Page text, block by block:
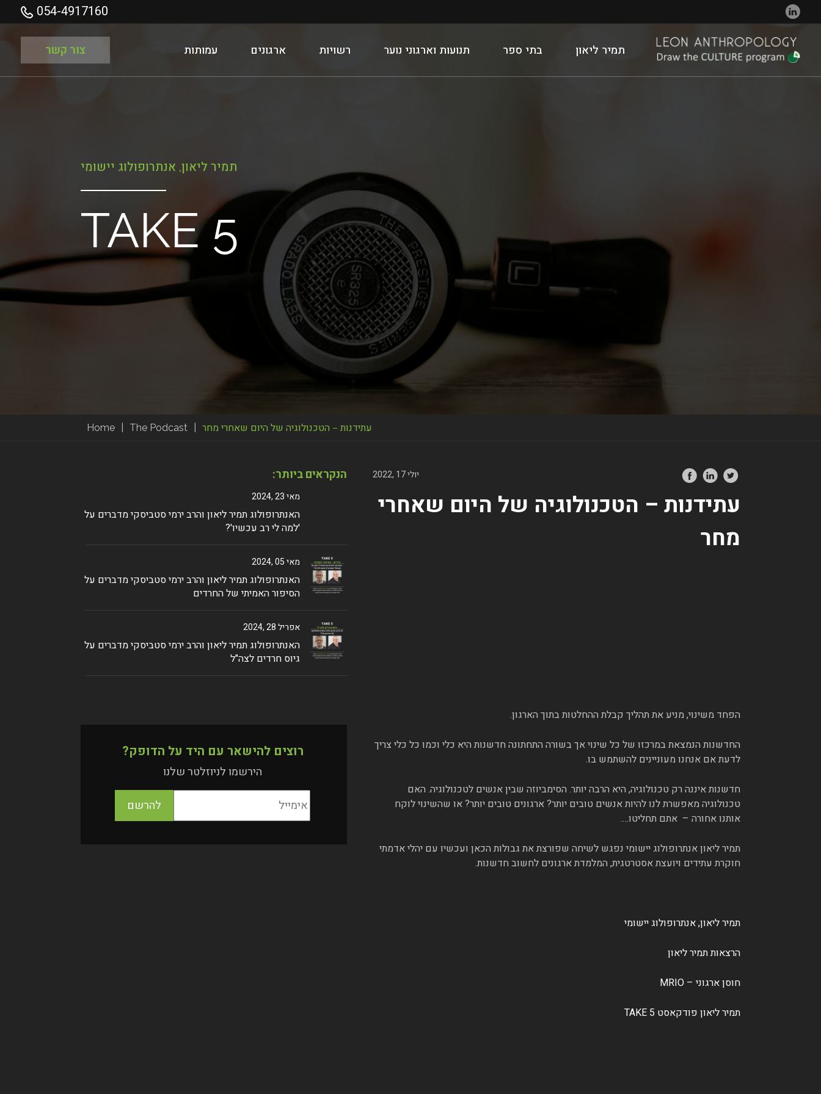
054-4917160
תמיר ליאון בתי ספר תנועות וארגוני נוער רשויות ארגונים עמותות צור קשר
תמיר ליאון, אנתרופולוג יישומי
TAKE 5
Home The Podcast עתידנות – הטכנולוגיה של היום שאחרי מחר
יולי 17 ,2022
עתידנות – הטכנולוגיה של היום שאחרי
מחר
הפחד משינוי, מניע את תהליך קבלת ההחלטות בתוך הארגון.
החדשנות הנמצאת במרכזו של כל שינוי אך בשורה התחתונה חדשנות היא כלי וכמו כל כלי צריך
לדעת אם אנחנו מעוניינים להשתמש בו.
חדשנות איננה רק טכנולוגיה, היא הרבה יותר. הסימביוזה שבין אנשים לטכנולוגיה. האם
טכנולוגיה מאפשרת לנו להיות אנשים טובים יותר? ארגונים טובים יותר? או שהשינוי לוקח
אותנו אחורה – אתם תחליטו….
תמיר ליאון אנתרופולוג יישומי נפגש לשיחה שפורצת את גבולות הכאן ועכשיו עם יהלי אדמתי
חוקרת עתידים ויועצת אסטרטגית, המלמדת ארגונים לחשוב חדשנות.
תמיר ליאון, אנתרופולוג יישומי
הרצאות תמיר ליאון
חוסן ארגוני – MRIO
תמיר ליאון פודקאסט TAKE 5
הנקראים ביותר:
מאי 23 ,2024
האנתרופולוג תמיר ליאון והרב ירמי סטביסקי מדברים על
'למה לי רב עכשיו'?
מאי 05 ,2024
האנתרופולוג תמיר ליאון והרב ירמי סטביסקי מדברים על
הסיפור האמיתי של החרדים
אפריל 28 ,2024
האנתרופולוג תמיר ליאון והרב ירמי סטביסקי מדברים על
גיוס חרדים לצה"ל
רוצים להישאר עם היד על הדופק?
הירשמו לניוזלטר שלנו